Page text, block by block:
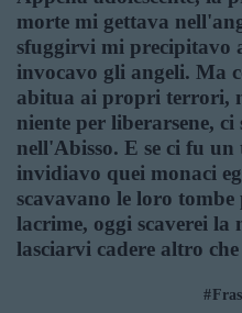
morte mi gettava
sfuggirvi mi precipitavo
invocavo gli angeli. Ma
abitua ai propri terrori,
niente per liberarsene, ci
nell'Abisso. E se ci fu un
invidiavo quei monaci
scavavano le loro tombe
lacrime, oggi scaverei la
lasciarvi cadere altro che